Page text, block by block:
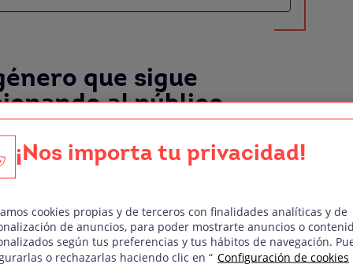
que sigue
al público
mano desde los inicios del teatro griego.
y los diálogos en las comedías y las
los ingredientes del teatro musical
con piezas musicales cortas que se
¡Nos importa tu privacidad!
cookies propias y de terceros con finalidades analíticas y de
de anuncios, para poder mostrarte anuncios o
según tus preferencias y tus hábitos de navegación.
o rechazarlas haciendo clic en “ Configuración de cookies